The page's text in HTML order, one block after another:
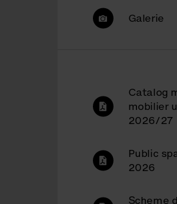
Galerie
Catalog
mobilier
2026/27
Public
2026
Scheme